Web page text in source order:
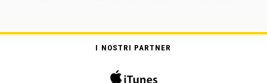
I NOSTRI PARTNER